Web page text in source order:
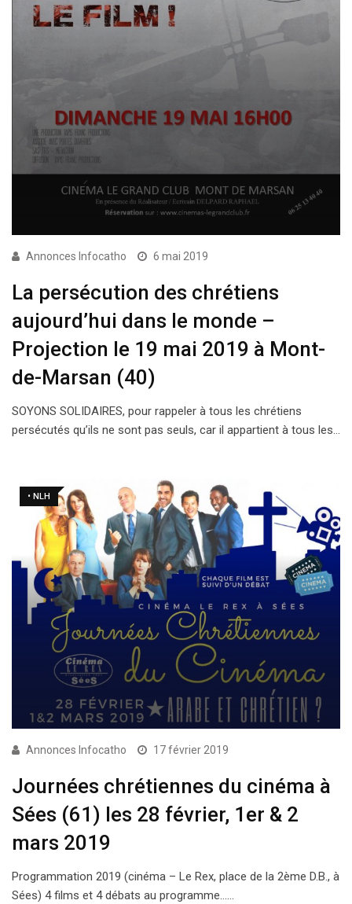
Annonces Infocatho 6 mai 2019
La persécution des chrétiens
aujourd’hui dans le monde –
Projection le 19 mai 2019 à Mont-
de-Marsan (40)
SOYONS SOLIDAIRES, pour rappeler à tous les chrétiens
persécutés qu’ils ne sont pas seuls, car il appartient à tous les…
• NLH
Annonces Infocatho 17 février 2019
Journées chrétiennes du cinéma à
Sées (61) les 28 février, 1er & 2
mars 2019
Programmation 2019 (cinéma – Le Rex, place de la 2ème D.B., à
Sées) 4 films et 4 débats au programme……